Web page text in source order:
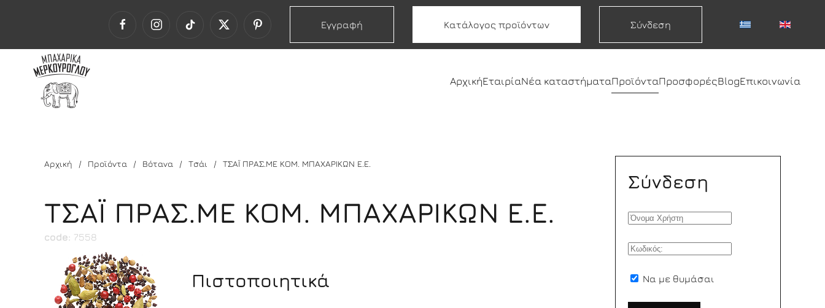
Εγγραφή Κατάλογος προϊόντων Σύνδεση
ΑρχικήΕταιρίαΝέα καταστήματαΠροϊόνταΠροσφορέςBlogΕπικοινωνία
Αρχική Προϊόντα Βότανα Τσάι ΤΣΑΪ ΠΡΑΣ.ΜΕ ΚΟΜ. ΜΠΑΧΑΡΙΚΩΝ Ε.Ε.
ΤΣΑΪ ΠΡΑΣ.ΜΕ ΚΟΜ. ΜΠΑΧΑΡΙΚΩΝ Ε.Ε.
code: 7558
Πιστοποιητικά
Σύνδεση
Να με θυμάσαι